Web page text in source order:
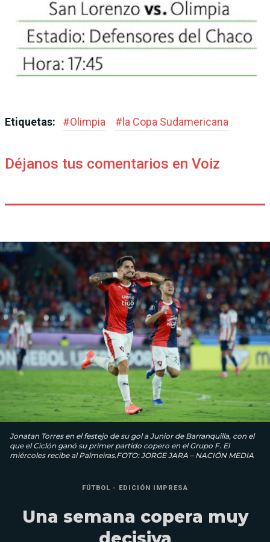
Etiquetas: #Olimpia #la Copa Sudamericana
Déjanos tus comentarios en Voiz
Jonatan Torres en el festejo de su gol a Junior de Barranquilla, con el
que el Ciclón ganó su primer partido copero en el Grupo F. El
miércoles recibe al Palmeiras.FOTO: JORGE JARA – NACIÓN MEDIA
FÚTBOL - EDICIÓN IMPRESA
Una semana copera muy